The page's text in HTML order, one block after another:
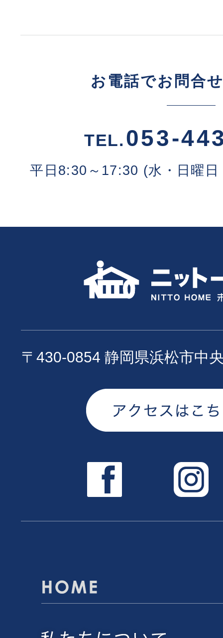
お電話でお問合
TEL.053-
平日8:30～17:30 (水・日曜
〒430-0854 静岡県浜松市中